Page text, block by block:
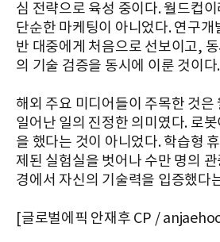
심 전략으로 육성 중이다. 월드컵
단순한 마케팅이 아니었다. 연구개
반 대중에게 처음으로 선보이고,
의 기술 검증을 동시에 이룬 것이다.
해외 주요 미디어들이 주목한 것은
일어난 일의 진정한 의미였다. 로
을 했다는 것이 아니었다. 학습형
제된 실험실을 벗어나 수만 명의
경에서 자신의 기술력을 입증했다
[글로벌에픽 안재후 CP /